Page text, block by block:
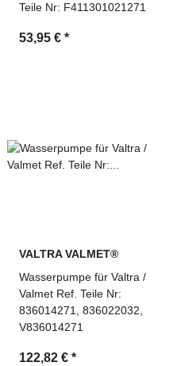
Teile Nr: F411301021271
53,95 € *
VALTRA VALMET®
Wasserpumpe für Valtra /
Valmet Ref. Teile Nr:
836014271, 836022032,
V836014271
122,82 € *